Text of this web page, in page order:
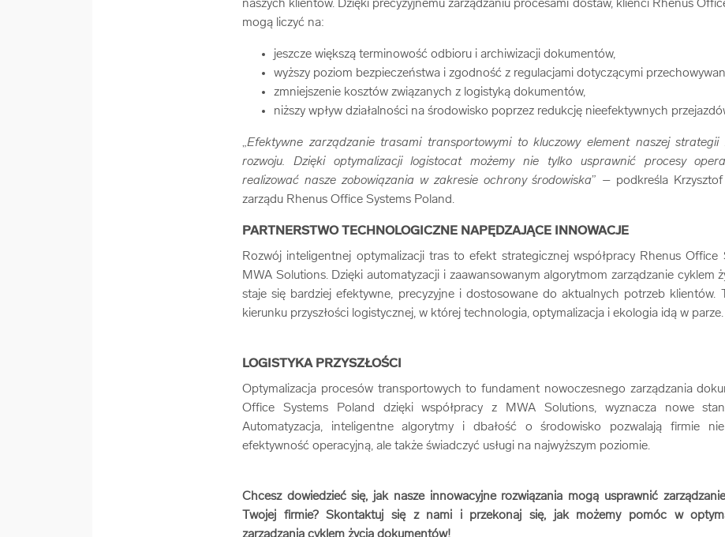
naszych klientów. Dzięki precyzyjnemu zarządzaniu procesami dostaw, klienci Rhenus
mogą liczyć na:
jeszcze większą terminowość odbioru i archiwizacji dokumentów,
wyższy poziom bezpieczeństwa i zgodność z regulacjami dotyczącymi
zmniejszenie kosztów związanych z logistyką dokumentów,
niższy wpływ działalności na środowisko poprzez redukcję nieefektywnych
„Efektywne zarządzanie trasami transportowymi to kluczowy element naszej strategii
rozwoju. Dzięki optymalizacji logistocat możemy nie tylko usprawnić procesy
realizować nasze zobowiązania w zakresie ochrony środowiska” – podkreśla
zarządu Rhenus Office Systems Poland.
PARTNERSTWO TECHNOLOGICZNE NAPĘDZAJĄCE INNOWACJE
Rozwój inteligentnej optymalizacji tras to efekt strategicznej współpracy Rhenus Office
MWA Solutions. Dzięki automatyzacji i zaawansowanym algorytmom zarządzanie cyklem
staje się bardziej efektywne, precyzyjne i dostosowane do aktualnych potrzeb klientów.
kierunku przyszłości logistycznej, w której technologia, optymalizacja i ekologia idą w parze.
LOGISTYKA PRZYSZŁOŚCI
Optymalizacja procesów transportowych to fundament nowoczesnego zarządzania
Office Systems Poland dzięki współpracy z MWA Solutions, wyznacza nowe
Automatyzacja, inteligentne algorytmy i dbałość o środowisko pozwalają firmie
efektywność operacyjną, ale także świadczyć usługi na najwyższym poziomie.
Chcesz dowiedzieć się, jak nasze innowacyjne rozwiązania mogą usprawnić
Twojej firmie? Skontaktuj się z nami i przekonaj się, jak możemy pomóc w